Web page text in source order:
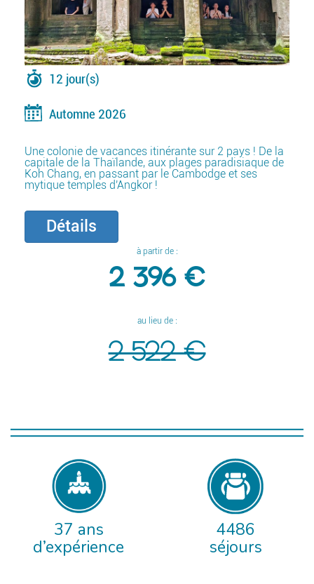
12 jour(s)
Automne 2026
Une colonie de vacances itinérante sur 2 pays ! De la
capitale de la Thaïlande, aux plages paradisiaque de
Koh Chang, en passant par le Cambodge et ses
mytique temples d'Angkor !
Détails
à partir de :
2 396 €
au lieu de :
2 522 €
37 ans
d’expérience
4486
séjours